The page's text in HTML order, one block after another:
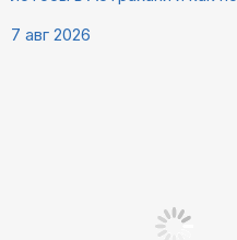
7 авг 2026